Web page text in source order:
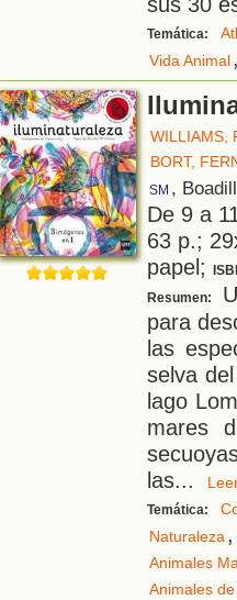
Temática:
Vida Animal
WILLIAMS,
BORT,
SM ,
De 9 a
63 p.;
papel;
Resumen:
para
las
selva
lago
mares
las...
Temática:
Naturaleza,
Animales
Animales